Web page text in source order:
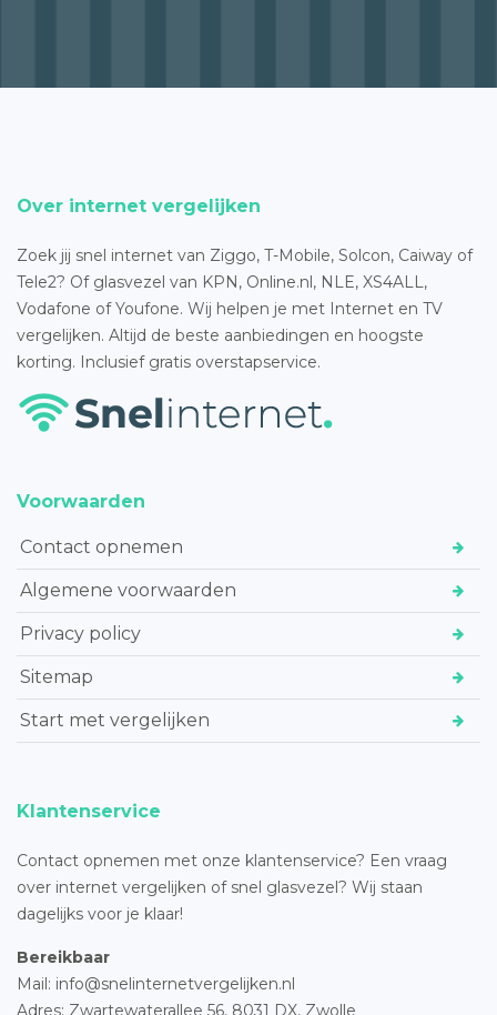
Over internet vergelijken
Zoek jij snel internet van Ziggo, T-Mobile, Solcon, Caiway of
Tele2? Of glasvezel van KPN, Online.nl, NLE, XS4ALL,
Vodafone of Youfone. Wij helpen je met Internet en TV
vergelijken. Altijd de beste aanbiedingen en hoogste
korting. Inclusief gratis overstapservice.
Voorwaarden
Contact opnemen
Algemene voorwaarden
Privacy policy
Sitemap
Start met vergelijken
Klantenservice
Contact opnemen met onze klantenservice? Een vraag
over internet vergelijken of snel glasvezel? Wij staan
dagelijks voor je klaar!
Bereikbaar
Mail: info@snelinternetvergelijken.nl
Adres: Zwartewaterallee 56, 8031 DX, Zwolle